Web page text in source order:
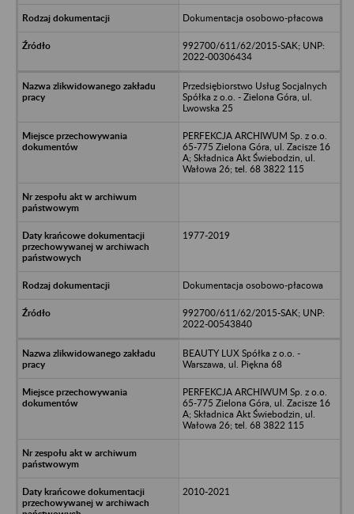
Dokumentacja osobowo-płacowa
992700/611/62/2015-SAK; UNP:
2022-00306434
Przedsiębiorstwo Usług Socjalnych
Spółka z o.o. - Zielona Góra, ul.
Lwowska 25
PERFEKCJA ARCHIWUM Sp. z o.o.
65-775 Zielona Góra, ul. Zacisze 16
A; Składnica Akt Świebodzin, ul.
Wałowa 26; tel. 68 3822 115
1977-2019
Dokumentacja osobowo-płacowa
992700/611/62/2015-SAK; UNP:
2022-00543840
BEAUTY LUX Spółka z o.o. -
Warszawa, ul. Piękna 68
PERFEKCJA ARCHIWUM Sp. z o.o.
65-775 Zielona Góra, ul. Zacisze 16
A; Składnica Akt Świebodzin, ul.
Wałowa 26; tel. 68 3822 115
2010-2021